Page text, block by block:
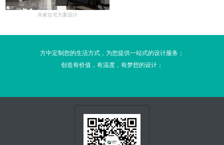
肖家住宅方案设计
方中定制您的生活方式，为您提供一站式的设计服务；
创造有价值，有温度，有梦想的设计；